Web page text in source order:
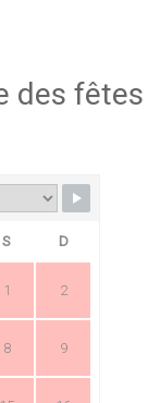
des fêtes
S D
1 2
8 9